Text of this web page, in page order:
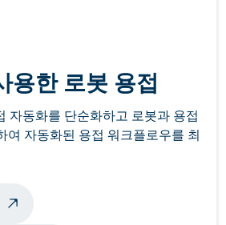
용한 로봇 용접
자동화를 단순화하고 로봇과 용접
여 자동화된 용접 워크플로우를 최
포지셔너를 사용한 용접 예시 정보